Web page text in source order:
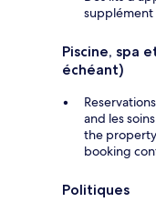
supplément
Piscine, spa
échéant)
and les
the
booking
Politiques